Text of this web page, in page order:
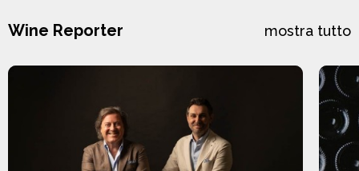
Wine Reporter mostra tutto